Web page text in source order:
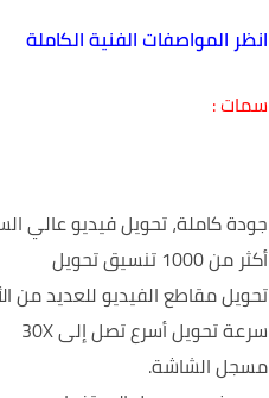
انظر المواصفات الفنية الكاملة
سمات :
جودة كاملة، تحويل فيديو عالي
أكثر من 1000 تنسيق تحويل
تحويل مقاطع الفيديو للعديد من
سرعة تحويل أسرع تصل إلى 30X
مسجل الشاشة.